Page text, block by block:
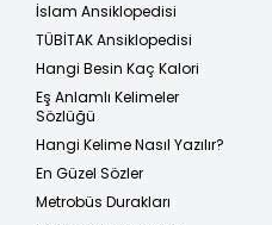
İslam Ansiklopedisi
TÜBİTAK Ansiklopedisi
Hangi Besin Kaç Kalori
Eş Anlamlı Kelimeler
Sözlüğü
Hangi Kelime Nasıl Yazılır?
En Güzel Sözler
Metrobüs Durakları